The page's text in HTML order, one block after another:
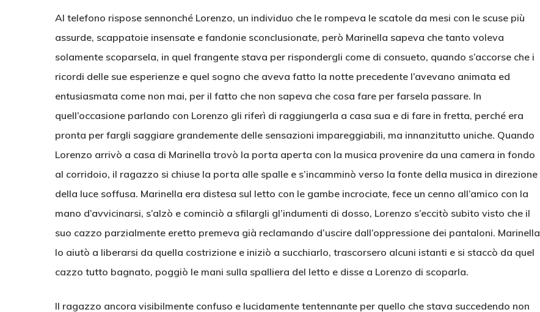
Al telefono rispose sennonché Lorenzo, un individuo che le rompeva le scatole da mesi con le scuse più
assurde, scappatoie insensate e fandonie sconclusionate, però Marinella sapeva che tanto voleva
solamente scoparsela, in quel frangente stava per rispondergli come di consueto, quando s’accorse che i
ricordi delle sue esperienze e quel sogno che aveva fatto la notte precedente l’avevano animata ed
entusiasmata come non mai, per il fatto che non sapeva che cosa fare per farsela passare. In
quell’occasione parlando con Lorenzo gli riferì di raggiungerla a casa sua e di fare in fretta, perché era
pronta per fargli saggiare grandemente delle sensazioni impareggiabili, ma innanzitutto uniche. Quando
Lorenzo arrivò a casa di Marinella trovò la porta aperta con la musica provenire da una camera in fondo
al corridoio, il ragazzo si chiuse la porta alle spalle e s’incamminò verso la fonte della musica in direzione
della luce soffusa. Marinella era distesa sul letto con le gambe incrociate, fece un cenno all’amico con la
mano d’avvicinarsi, s’alzò e cominciò a sfilargli gl’indumenti di dosso, Lorenzo s’eccitò subito visto che il
suo cazzo parzialmente eretto premeva già reclamando d’uscire dall’oppressione dei pantaloni. Marinella
lo aiutò a liberarsi da quella costrizione e iniziò a succhiarlo, trascorsero alcuni istanti e si staccò da quel
cazzo tutto bagnato, poggiò le mani sulla spalliera del letto e disse a Lorenzo di scoparla.
Il ragazzo ancora visibilmente confuso e lucidamente tentennante per quello che stava succedendo non